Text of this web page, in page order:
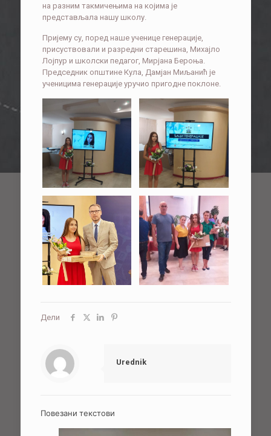
на разним такмичењима на којима је
представљала нашу школу.
Пријему су, поред наше ученице генерације,
присуствовали и разредни старешина, Михајло
Лојпур и школски педагог, Мирјана Бероња.
Председник општине Кула, Дамјан Миљанић је
ученицима генерације уручио пригодне поклоне.
Дели
Urednik
Повезани текстови